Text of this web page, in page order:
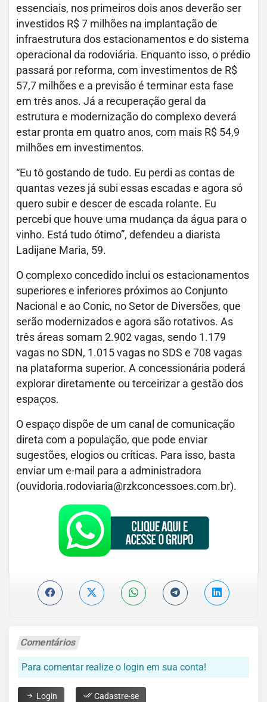
essenciais, nos primeiros dois anos deverão ser
investidos R$ 7 milhões na implantação de
infraestrutura dos estacionamentos e do sistema
operacional da rodoviária. Enquanto isso, o prédio
passará por reforma, com investimentos de R$
57,7 milhões e a previsão é terminar esta fase
em três anos. Já a recuperação geral da
estrutura e modernização do complexo deverá
estar pronta em quatro anos, com mais R$ 54,9
milhões em investimentos.
“Eu tô gostando de tudo. Eu perdi as contas de
quantas vezes já subi essas escadas e agora só
quero subir e descer de escada rolante. Eu
percebi que houve uma mudança da água para o
vinho. Está tudo ótimo”, defendeu a diarista
Ladijane Maria, 59.
O complexo concedido inclui os estacionamentos
superiores e inferiores próximos ao Conjunto
Nacional e ao Conic, no Setor de Diversões, que
serão modernizados e agora são rotativos. As
três áreas somam 2.902 vagas, sendo 1.179
vagas no SDN, 1.015 vagas no SDS e 708 vagas
na plataforma superior. A concessionária poderá
explorar diretamente ou terceirizar a gestão dos
espaços.
O espaço dispõe de um canal de comunicação
direta com a população, que pode enviar
sugestões, elogios ou críticas. Para isso, basta
enviar um e-mail para a administradora
(ouvidoria.rodoviaria@rzkconcessoes.com.br).
Comentários
Para comentar realize o login em sua conta!
Login Cadastre-se